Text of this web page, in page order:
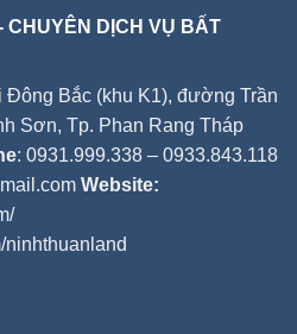
CHUYÊN DỊCH VỤ BẤT
Bắc (khu K1), đường Trần
Sơn, Tp. Phan Rang Tháp
: 0931.999.338 – 0933.843.118
Website:
ninhthuanland